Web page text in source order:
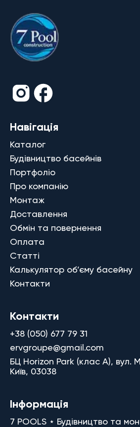
Навігація
Каталог
Будівництво басейнів
Портфоліо
Про компанію
Монтаж
Доставлення
Обмін та повернення
Оплата
Статті
Калькулятор об’єму басейну
Контакти
Контакти
+38 (050) 677 79 31
ervgroupe@gmail.com
БЦ Horizon Park (клас A), вул.
Київ, 03038
Інформація
7 POOLS ⋆ Будівництво та